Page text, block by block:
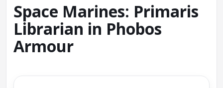
Space Marines: Primaris
Librarian in Phobos
Armour